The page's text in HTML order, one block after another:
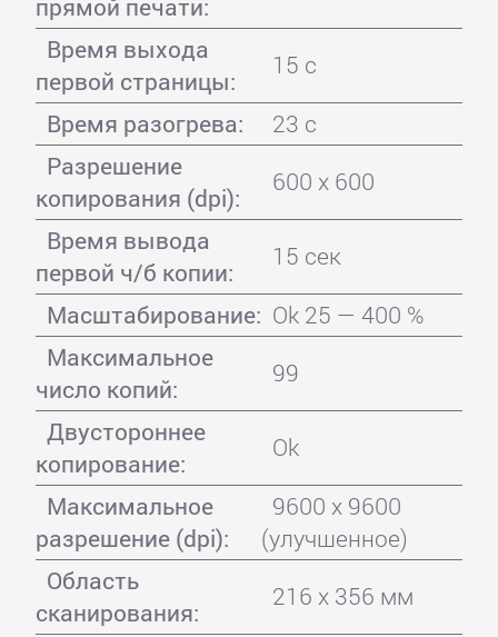
прямой печати:
Время выхода
первой страницы:
15 с
Время разогрева:
23 с
Разрешение
копирования (dpi):
600 x 600
Время вывода
первой ч/б копии:
15 сек
Масштабирование: Ok 25 — 400 %
Максимальное
число копий:
99
Двустороннее
копирование:
Ok
Максимальное
разрешение (dpi):
9600 x 9600
(улучшенное)
Область
сканирования:
216 x 356 мм